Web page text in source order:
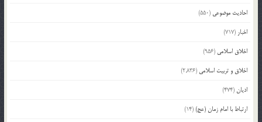
احادیث موضوعی (550)
اخبار (717)
اخلاق اسلامی (956)
اخلاق و تربیت اسلامی (2,836)
ادیان(474)
ارتباط با امام زمان (عج)(14)